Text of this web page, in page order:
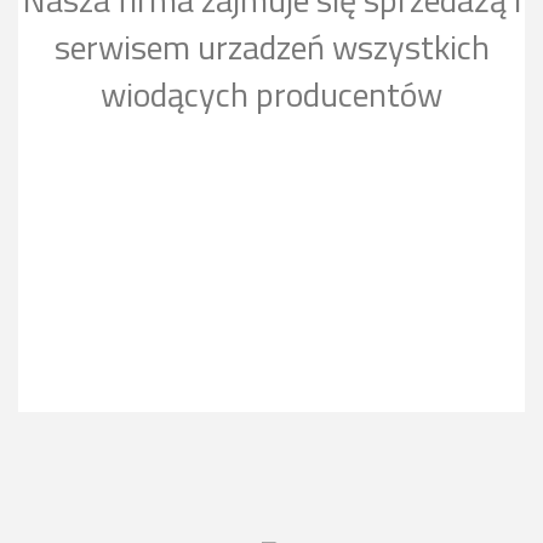
serwisem urzadzeń wszystkich
wiodących producentów